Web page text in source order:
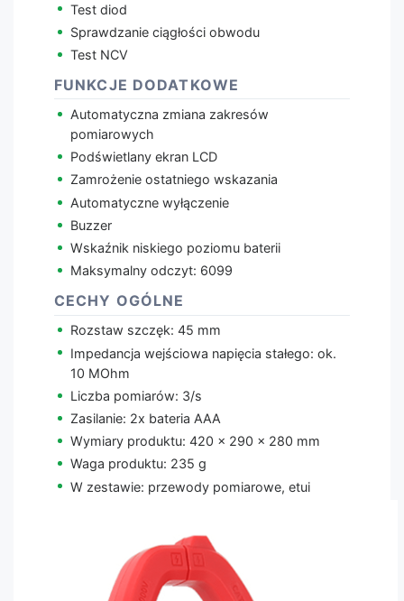
Test diod
Sprawdzanie ciągłości obwodu
Test NCV
FUNKCJE DODATKOWE
Automatyczna zmiana zakresów
pomiarowych
Podświetlany ekran LCD
Zamrożenie ostatniego wskazania
Automatyczne wyłączenie
Buzzer
Wskaźnik niskiego poziomu baterii
Maksymalny odczyt: 6099
CECHY OGÓLNE
Rozstaw szczęk: 45 mm
Impedancja wejściowa napięcia stałego: ok.
10 MOhm
Liczba pomiarów: 3/s
Zasilanie: 2x bateria AAA
Wymiary produktu: 420 x 290 x 280 mm
Waga produktu: 235 g
W zestawie: przewody pomiarowe, etui